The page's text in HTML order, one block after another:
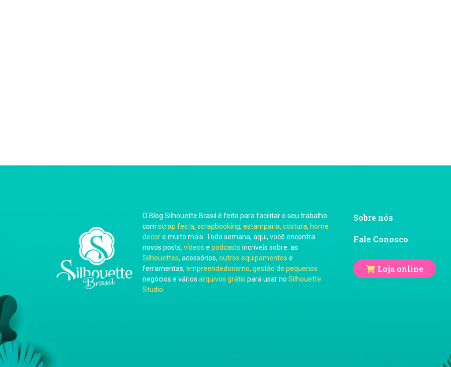
O Blog Silhouette Brasil é feito para facilitar o seu trabalho
com scrap festa, scrapbooking, estamparia, costura, home
decore muito mais. Toda semana, aqui, você encontra
novos posts, vídeos e podcasts incríveis sobre: as
Silhouettes, acessórios, outros equipamentos e
ferramentas, empreendedorismo, gestão de pequenos
negócios e vários arquivos grátis para usar no Silhouette
Studio
Sobre nós
Fale Conosco
Loja online